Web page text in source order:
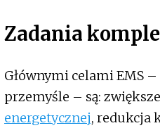
Zadania
Głównymi celami EMS
przemyśle – są:
energetycznej, redukcja